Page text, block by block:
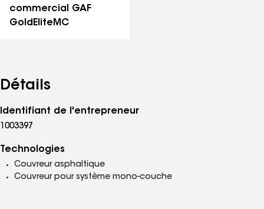
commercial GAF
GoldEliteMC
Détails
Identifiant de l'entrepreneur
1003397
Technologies
Couvreur asphaltique
Couvreur pour système mono-couche